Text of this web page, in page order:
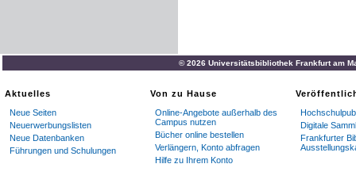
© 2026 Universitätsbibliothek Frankfurt am
Aktuelles
Neue Seiten
Neuerwerbungslisten
Neue Datenbanken
Führungen und Schulungen
Von zu Hause
Online-Angebote außerhalb des
Campus nutzen
Bücher online bestellen
Verlängern, Konto abfragen
Hilfe zu Ihrem Konto
Digitale
Frankfurter